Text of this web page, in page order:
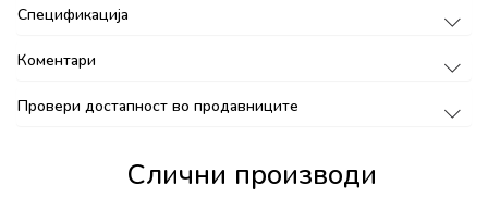
Спецификација
Коментари
Провери достапност во продавниците
Слични производи